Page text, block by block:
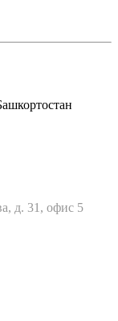
д. 31, офис 5